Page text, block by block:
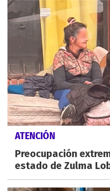
ATENCIÓN
Preocupación
estado de Zulma